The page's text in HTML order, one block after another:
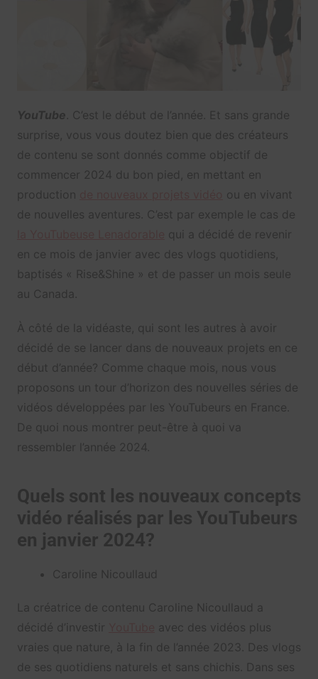
YouTube . C’est le début de l’année. Et sans grande
surprise, vous vous doutez bien que des créateurs
de contenu se sont donnés comme objectif de
commencer 2024 du bon pied, en mettant en
production
ou en vivant
de nouvelles aventures. C’est par exemple le cas de
qui a décidé de revenir
en ce mois de janvier avec des vlogs quotidiens,
baptisés « Rise&Shine » et de passer un mois seule
au Canada.
À côté de la vidéaste, qui sont les autres à avoir
décidé de se lancer dans de nouveaux projets en ce
début d’année? Comme chaque mois, nous vous
proposons un tour d’horizon des nouvelles séries de
vidéos développées par les YouTubeurs en France.
De quoi nous montrer peut-être à quoi va
ressembler l’année 2024.
Quels sont les nouveaux concepts
vidéo réalisés par les YouTubeurs
en janvier 2024?
Caroline Nicoullaud
La créatrice de contenu Caroline Nicoullaud a
décidé d’investir
avec des vidéos plus
vraies que nature, à la fin de l’année 2023. Des vlogs
de ses quotidiens naturels et sans chichis. Dans ses